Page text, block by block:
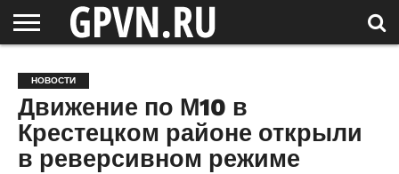
ОБЛАСТЬ
НОВОСТИ
СОСЕДЕЙ
РОССИЯ
/ МИР
СПЕЦПРОЕКТЫ
БЛОГ
СТАТЬИ
ФОТОРЕПОРТАЖИ
ИНТЕРВЬЮ
ОБЪЕКТЫ
ПОДБОРКИ
НОВОСТИ
Движение по М10 в
Крестецком районе открыли
в реверсивном режиме